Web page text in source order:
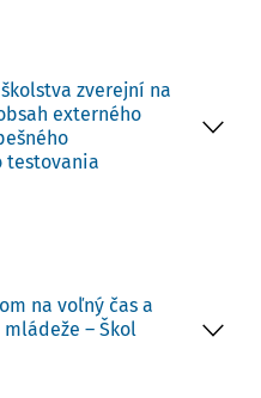
zverejní na
externého
testovania
na voľný čas a
– Škol